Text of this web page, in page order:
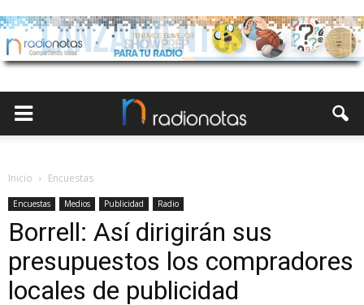
Inicio Encuestas
Encuestas Medios Publicidad Radio
Borrell: Así dirigirán sus
presupuestos los compradores
locales de publicidad